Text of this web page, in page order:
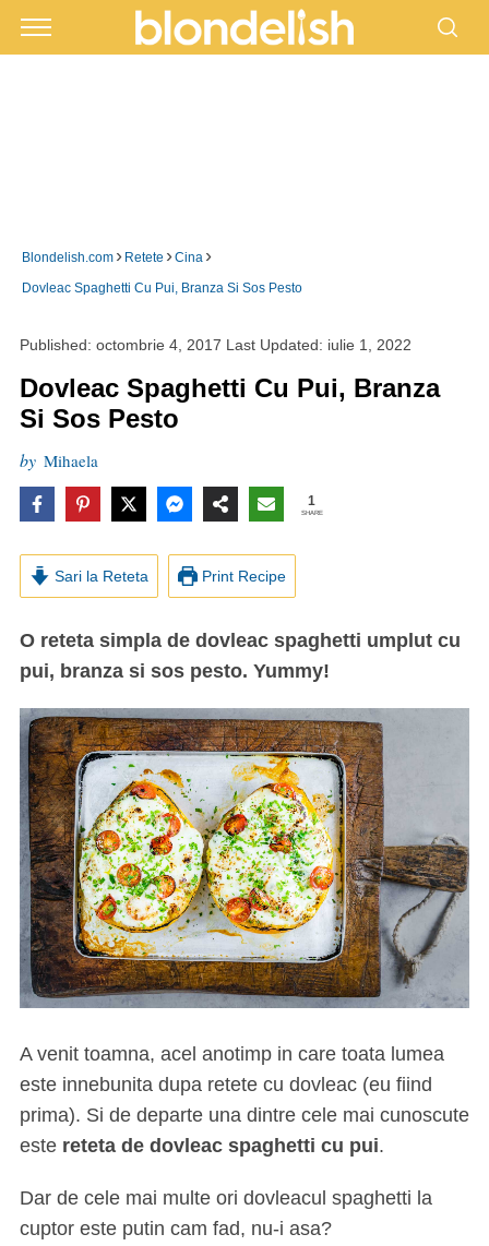
Blondelish.com › Retete ›Cina ›
Dovleac Spaghetti Cu Pui, Branza Si Sos Pesto
Published: octombrie 4, 2017 Last Updated: iulie 1, 2022
Dovleac Spaghetti Cu Pui, Branza
Si Sos Pesto
by Mihaela
1
SHARE
Sari la Reteta Print Recipe
O reteta simpla de dovleac spaghetti umplut cu
pui, branza si sos pesto. Yummy!
A venit toamna, acel anotimp in care toata lumea
este innebunita dupa retete cu dovleac (eu fiind
prima). Si de departe una dintre cele mai cunoscute
este reteta de dovleac spaghetti cu pui.
Dar de cele mai multe ori dovleacul spaghetti la
cuptor este putin cam fad, nu-i asa?